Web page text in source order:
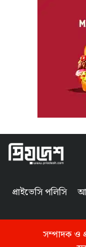
প্রাইভেসি পলিসি
সম্পাদক ও